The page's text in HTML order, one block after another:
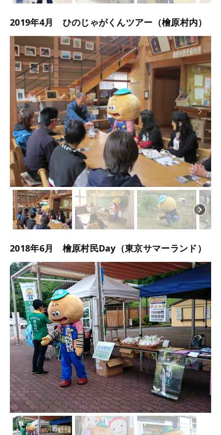
2019年4月 ひのじゃがくんツアー（檜原村内）
2018年6月 檜原村民Day（東京サマーランド）